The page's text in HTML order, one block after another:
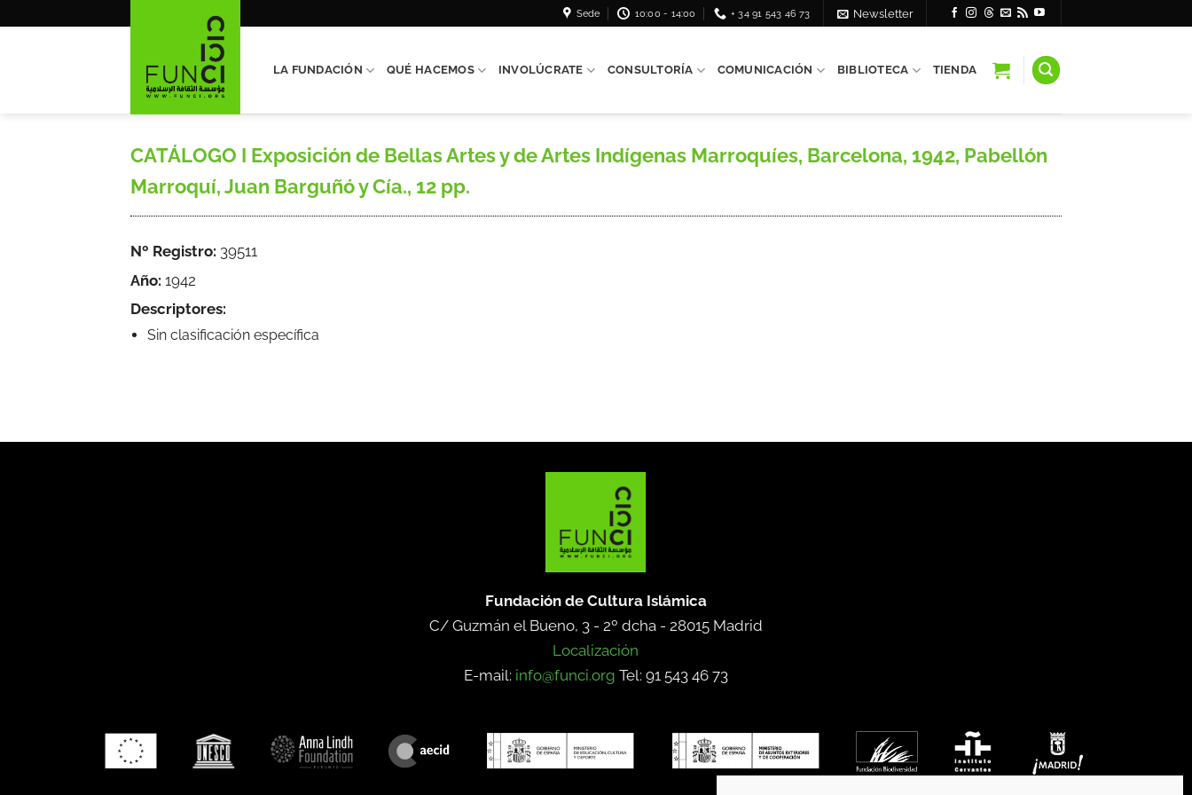
Sede 10:00 - 14:00 + 34 91 543 46 73 Newsletter
LA FUNDACIÓN QUÉ HACEMOS INVOLÚCRATE CONSULTORÍA COMUNICACIÓN BIBLIOTECA TIENDA
CATÁLOGO I Exposición de Bellas Artes y de Artes Indígenas Marroquíes, Barcelona, 1942, Pabellón
Marroquí, Juan Barguñó y Cía., 12 pp.
Nº Registro: 39511
Año: 1942
Descriptores:
Sin clasificación específica
Fundación de Cultura Islámica
C/ Guzmán el Bueno, 3 - 2º dcha - 28015 Madrid
Localización
E-mail: info@funci.org Tel: 91 543 46 73